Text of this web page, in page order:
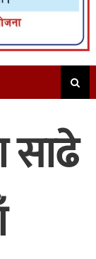
साढे